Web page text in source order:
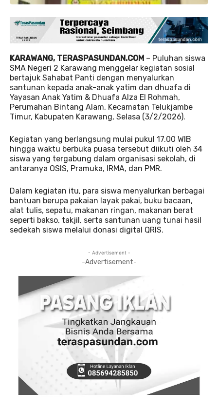
KARAWANG, TERASPASUNDAN.COM – Puluhan siswa
SMA Negeri 2 Karawang menggelar kegiatan sosial
bertajuk Sahabat Panti dengan menyalurkan
santunan kepada anak-anak yatim dan dhuafa di
Yayasan Anak Yatim & Dhuafa Alza El Rohmah,
Perumahan Bintang Alam, Kecamatan Telukjambe
Timur, Kabupaten Karawang, Selasa (3/2/2026).
Kegiatan yang berlangsung mulai pukul 17.00 WIB
hingga waktu berbuka puasa tersebut diikuti oleh 34
siswa yang tergabung dalam organisasi sekolah, di
antaranya OSIS, Pramuka, IRMA, dan PMR.
Dalam kegiatan itu, para siswa menyalurkan berbagai
bantuan berupa pakaian layak pakai, buku bacaan,
alat tulis, sepatu, makanan ringan, makanan berat
seperti bakso, takjil, serta santunan uang tunai hasil
sedekah siswa melalui donasi digital QRIS.
- Advertisement -
-Advertisement-